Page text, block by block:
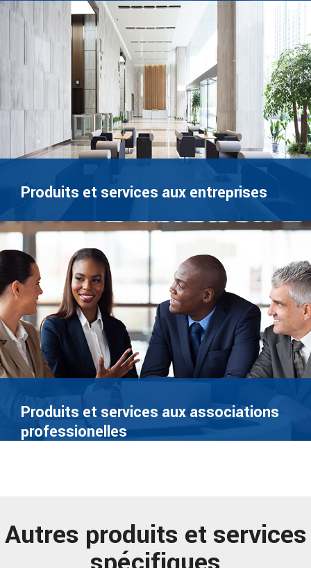
Produits et services aux entreprises
Produits et services aux associations
professionelles
Autres produits et services